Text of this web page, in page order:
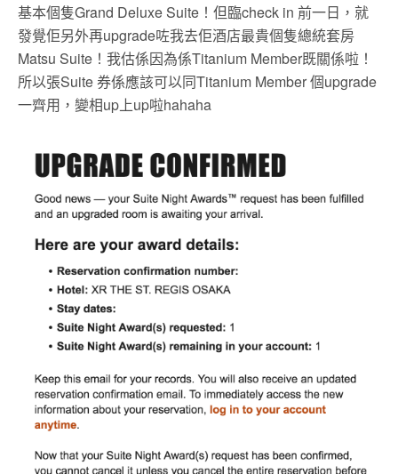
基本個隻Grand Deluxe Suite！但臨check in 前一日，就
發覺佢另外再upgrade咗我去佢酒店最貴個隻總統套房
Matsu Suite！我估係因為係Titanium Member既關係啦！
所以張Suite 券係應該可以同Titanium Member 個upgrade
一齊用，變相up上up啦hahaha